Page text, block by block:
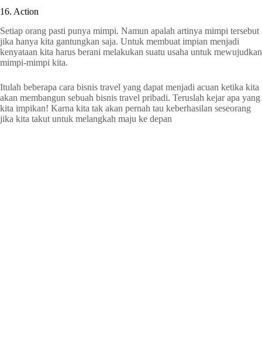
16. Action
Setiap orang pasti punya mimpi. Namun apalah artinya mimpi tersebut
jika hanya kita gantungkan saja. Untuk membuat impian menjadi
kenyataan kita harus berani melakukan suatu usaha untuk mewujudkan
mimpi-mimpi kita.
Itulah beberapa cara bisnis travel yang dapat menjadi acuan ketika kita
akan membangun sebuah bisnis travel pribadi. Teruslah kejar apa yang
kita impikan! Karna kita tak akan pernah tau keberhasilan seseorang
jika kita takut untuk melangkah maju ke depan